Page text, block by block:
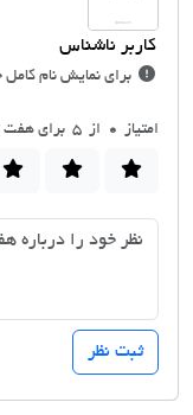
برای نمایش نام کامل
امتیاز 0 از 5 برای هفت تیر 170 متر